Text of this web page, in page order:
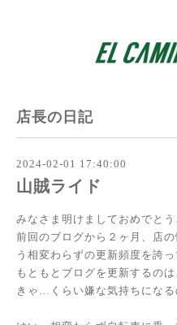
店長の日記
2024-02-01 17:40:00
山賊ライド
みなさま明けましておめでとう
前回のブログから２ヶ月、店
う相変わらずの更新頻度を誇っ
もともとブログを更新するの
きゃ…くらい嫌な気持ちにな